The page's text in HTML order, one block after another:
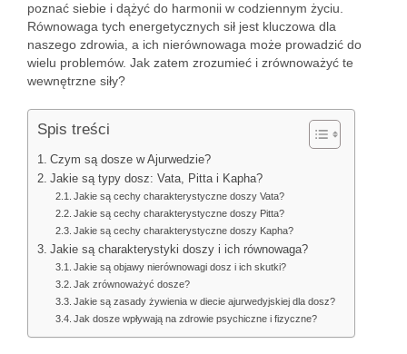
poznać siebie i dążyć do harmonii w codziennym życiu.
Równowaga tych energetycznych sił jest kluczowa dla
naszego zdrowia, a ich nierównowaga może prowadzić do
wielu problemów. Jak zatem zrozumieć i zrównoważyć te
wewnętrzne siły?
Spis treści
Czym są dosze w Ajurwedzie?
Jakie są typy dosz: Vata, Pitta i Kapha?
Jakie są cechy charakterystyczne doszy Vata?
Jakie są cechy charakterystyczne doszy Pitta?
Jakie są cechy charakterystyczne doszy Kapha?
Jakie są charakterystyki doszy i ich równowaga?
Jakie są objawy nierównowagi dosz i ich skutki?
Jak zrównoważyć dosze?
Jakie są zasady żywienia w diecie ajurwedyjskiej dla dosz?
Jak dosze wpływają na zdrowie psychiczne i fizyczne?